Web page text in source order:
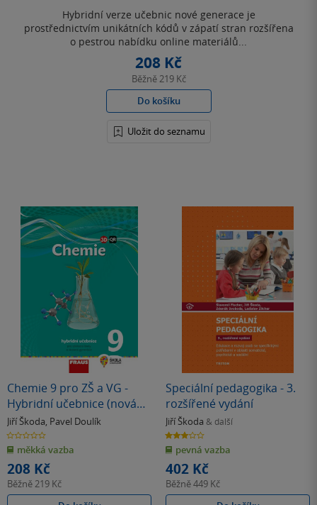
Hybridní verze učebnic nové generace je
prostřednictvím unikátních kódů v zápatí stran rozšířena
o pestrou nabídku online materiálů...
208 Kč
Běžně219 Kč
Do košíku
Uložit do seznamu
Chemie 9 pro ZŠ a VG -
Hybridní učebnice (nová
generace)
Jiří Škoda, Pavel Doulík
0.0
z
5
hvězdiček
měkká vazba
208 Kč
Běžně219 Kč
Speciální pedagogika - 3.
rozšířené vydání
Jiří Škoda & další
3.0
z
5
hvězdiček
pevná vazba
402 Kč
Běžně449 Kč